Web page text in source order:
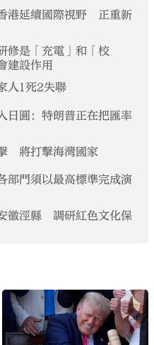
港延續國際視野 正重新
修是「充電」和「校
建設作用
人1死2失聯
日圓：特朗普正在把匯率
將打擊海灣國家
部門須以最高標準完成演
徽涇縣 調研紅色文化保